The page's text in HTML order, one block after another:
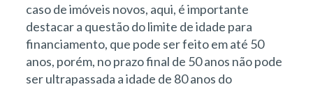
caso de imóveis novos, aqui, é importante
destacar a questão do limite de idade para
financiamento, que pode ser feito em até 50
anos, porém, no prazo final de 50 anos não pode
ser ultrapassada a idade de 80 anos do